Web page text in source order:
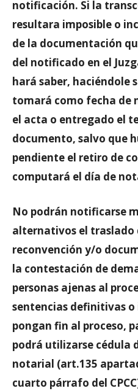
notificación. Si la
resultara imposible o
de la documentación
del notificado en el
hará saber, haciéndole
tomará como fecha de
el acta o entregado el
documento, salvo que
pendiente el retiro de
computará el día de
No podrán notificarse
alternativos el traslado
reconvención y/o
la contestación de
personas ajenas al
sentencias definitivas
pongan fin al proceso,
podrá utilizarse cédula
notarial (art.135
cuarto párrafo del